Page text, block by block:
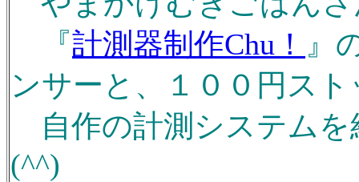
『計測器制作Chu！
』
ンサーと、１００円ス
自作の計測システムを
(^^)